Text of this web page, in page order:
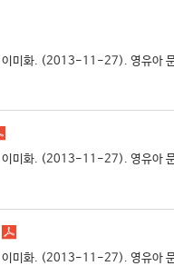
이미화. (2013-11-27). 영유아 문
이미화. (2013-11-27). 영유아 문
이미화. (2013-11-27). 영유아 문